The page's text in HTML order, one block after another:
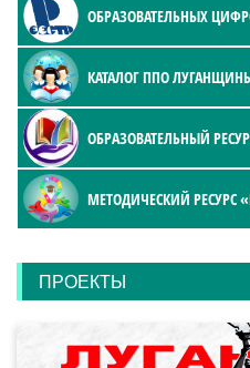
ОБРАЗОВАТЕЛЬНЫХ
КАТАЛОГ ППО
ОБРАЗОВАТЕЛЬНЫЙ
МЕТОДИЧЕСКИЙ РЕСУРС
ПРОЕКТЫ